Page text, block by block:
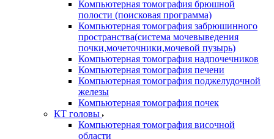
Компьютерная томография брюшной
полости (поисковая программа)
Компьютерная томография забрюшинного
пространства(система мочевыведения
почки,мочеточники,мочевой пузырь)
Компьютерная томография надпочечников
Компьютерная томография печени
Компьютерная томография поджелудочной
железы
Компьютерная томография почек
КТ головы
Компьютерная томография височной
области